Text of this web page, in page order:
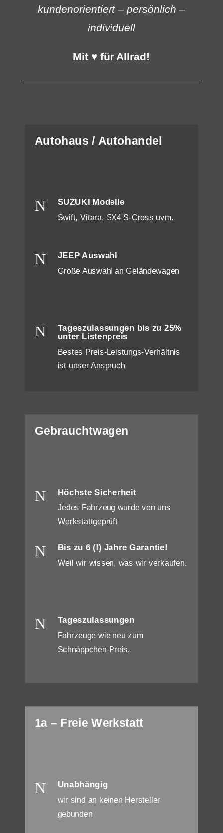
kundenorientiert – persönlich –
individuell
Mit ♥ für Allrad!
Autohaus / Autohandel
N SUZUKI Modelle
Swift, Vitara, SX4 S-Cross uvm.
N JEEP Auswahl
Große Auswahl an Geländewagen
N
Tageszulassungen bis zu 25%
unter Listenpreis
Bestes Preis-Leistungs-Verhältnis
ist unser Anspruch
Gebrauchtwagen
N Höchste Sicherheit
Jedes Fahrzeug wurde von uns
Werkstattgeprüft
N Bis zu 6 (!) Jahre Garantie!
Weil wir wissen, was wir verkaufen.
N Tageszulassungen
Fahrzeuge wie neu zum
Schnäppchen-Preis.
1a – Freie Werkstatt
N Unabhängig
wir sind an keinen Hersteller
gebunden